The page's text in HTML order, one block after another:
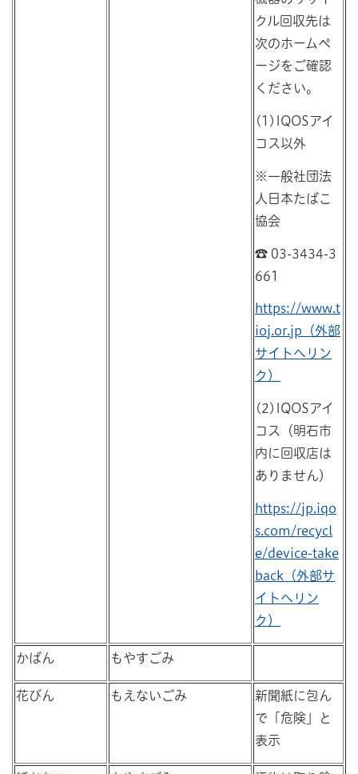
クル回収先は
次のホームペ
ージをご確認
ください。
(1)IQOSアイ
コス以外
※一般社団法
人日本たばこ
協会
☎ 03-3434-3
661
https://www.t
ioj.or.jp（外部
サイトへリン
ク）
(2)IQOSアイ
コス（明石市
内に回収店は
ありません）
https://jp.iqo
s.com/recycl
e/device-take
back（外部サ
イトへリン
ク）
かばん もやすごみ
花びん もえないごみ
新聞紙に包ん
で「危険」と
表示